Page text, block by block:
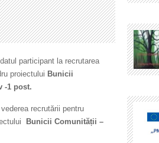
participant la recrutarea
proiectului Bunicii
-1 post.
recrutării pentru
Bunicii Comunității –